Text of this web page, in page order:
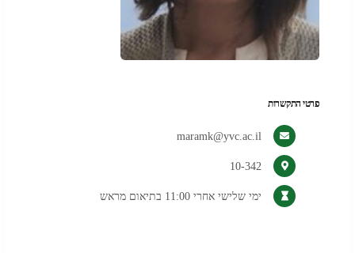
פרטי התקשרות
maramk@yvc.ac.il
10-342
ימי שלישי אחרי 11:00 בתיאום מראש